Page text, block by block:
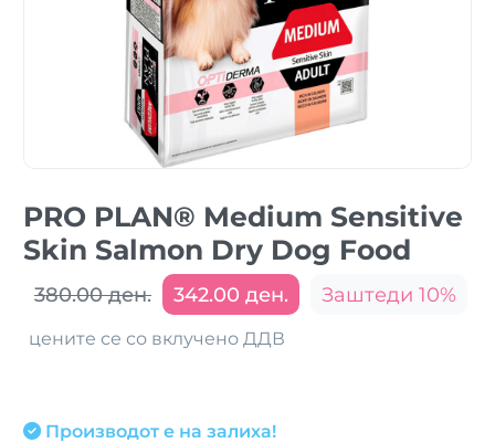
PRO PLAN® Medium Sensitive
Skin Salmon Dry Dog Food
380.00 ден. 342.00 ден. Заштеди 10%
цените се со вклучено ДДВ
Производот е на залиха!